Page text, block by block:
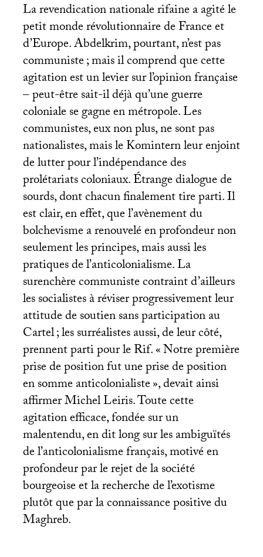
La revendication nationale rifaine a agité le
petit monde révolutionnaire de France et
d’Europe. Abdelkrim, pourtant, n’est pas
communiste; mais il comprend que cette
agitation est un levier sur l’opinion française
– peut-être sait-il déjà qu’une guerre
coloniale se gagne en métropole. Les
communistes, eux non plus, ne sont pas
nationalistes, mais le Komintern leur enjoint
de lutter pour l’indépendance des
prolétariats coloniaux. Étrange dialogue de
sourds, dont chacun finalement tire parti. Il
est clair, en effet, que l’avènement du
bolchevisme a renouvelé en profondeur non
seulement les principes, mais aussi les
pratiques de l’anticolonialisme. La
surenchère communiste contraint d’ailleurs
les socialistes à réviser progressivement leur
attitude de soutien sans participation au
Cartel; les surréalistes aussi, de leur côté,
prennent parti pour le Rif. «Notre première
prise de position fut une prise de position
en somme anticolonialiste», devait ainsi
affirmer Michel Leiris. Toute cette
agitation efficace, fondée sur un
malentendu, en dit long sur les ambiguïtés
de l’anticolonialisme français, motivé en
profondeur par le rejet de la société
bourgeoise et la recherche de l’exotisme
plutôt que par la connaissance positive du
Maghreb.